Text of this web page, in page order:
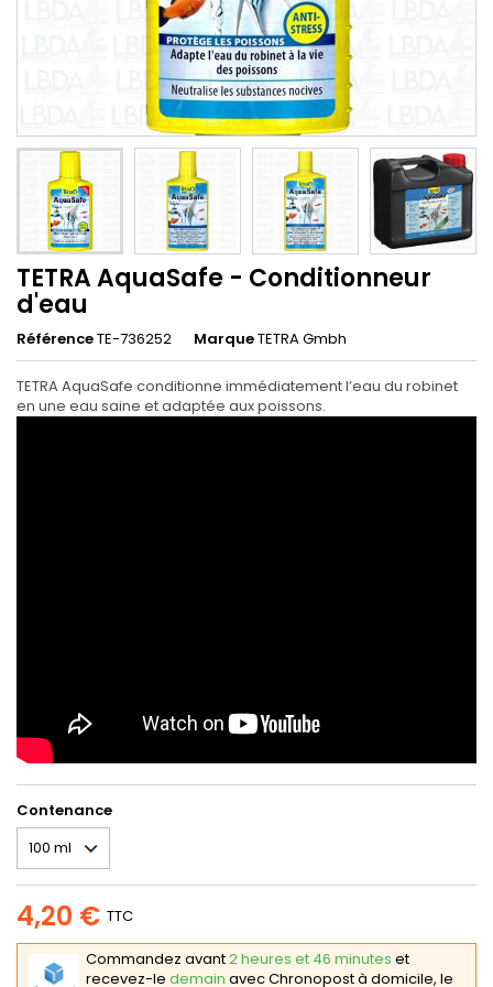
TETRA AquaSafe - Conditionneur
d'eau
RéférenceTE-736252 MarqueTETRA Gmbh
TETRA AquaSafe conditionne immédiatement l’eau du robinet
en une eau saine et adaptée aux poissons.
Contenance
4,20 € TTC
Commandez avant2 heures et 46 minutes et
recevez-le demain avec Chronopost à domicile, le